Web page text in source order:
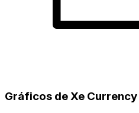
Gráficos de Xe Currency